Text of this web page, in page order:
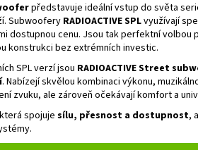
představuje ideální vstup do světa
Subwoofery RADIOACTIVE SPLvyužívají
dostupnou cenu. Jsou tak perfektní volbou
konstrukci bez extrémních investic.
SPL verzí jsou RADIOACTIVE Street
. Nabízejí skvělou kombinaci výkonu,
zvuku, ale zároveň očekávají komfort a
spojuje sílu, přesnost a dostupnost,